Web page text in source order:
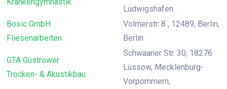
Ludwigshafen
Bosic GmbH
Fliesenarbeiten
Volmerstr. 8 , 12489, Berlin,
Berlin
GTA Güstrower
Trocken- & Akustikbau
Schwaaner Str. 30, 18276
Lüssow, Mecklenburg-
Vorpommern,